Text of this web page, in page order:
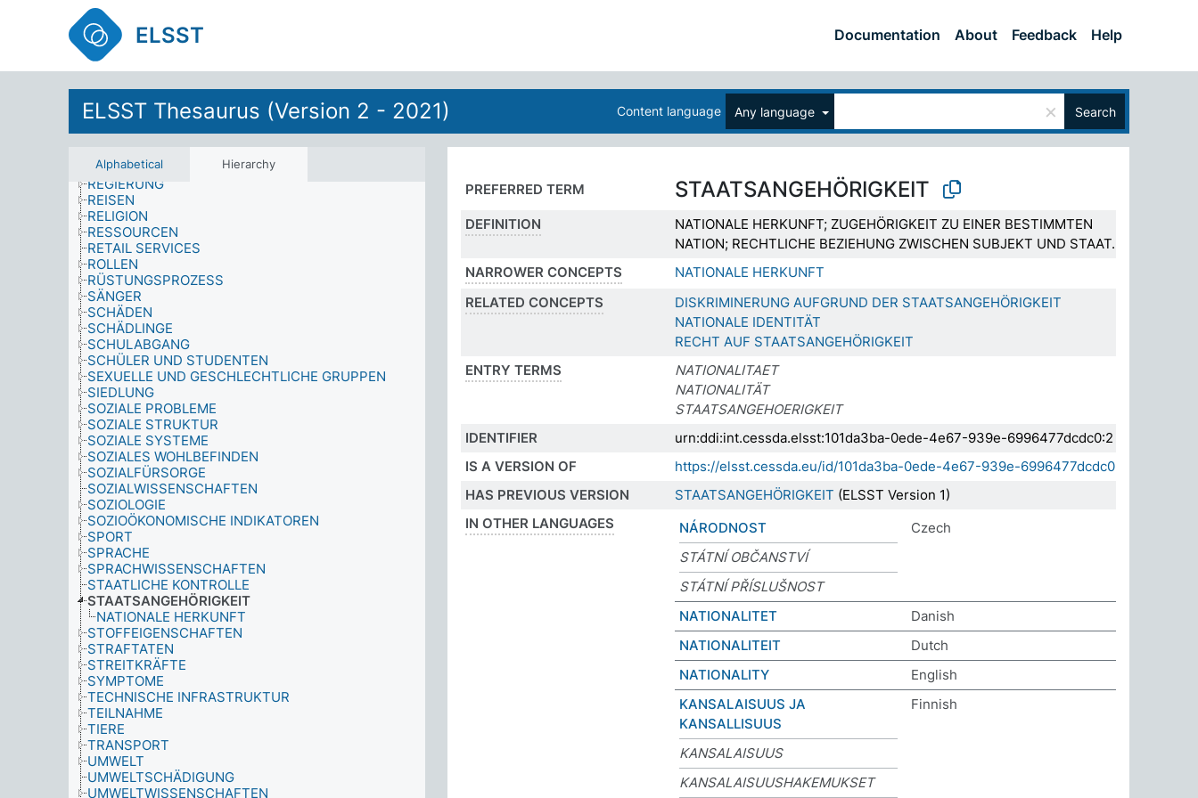
ELSST Documentation About Feedback Help
ELSST Thesaurus (Version 2 - 2021) Content language Any language × Search
Alphabetical Hierarchy
POLITISCHES HANDELN
PRESTIGE
PRODUKTE
PRÜFUNGEN
PSYCHOLOGIE
PSYCHOLOGISCHE WIRKUNGEN
QUALIFIKATIONEN
QUALITÄT
RAT
RECHT UND JUSTIZ
RECHTE UND PRIVILEGIEN
REGIERUNG
REISEN
RELIGION
RESSOURCEN
RETAIL SERVICES
ROLLEN
RÜSTUNGSPROZESS
SÄNGER
SCHÄDEN
SCHÄDLINGE
SCHULABGANG
SCHÜLER UND STUDENTEN
SEXUELLE UND GESCHLECHTLICHE GRUPPEN
SIEDLUNG
SOZIALE PROBLEME
SOZIALE STRUKTUR
SOZIALE SYSTEME
SOZIALES WOHLBEFINDEN
SOZIALFÜRSORGE
SOZIALWISSENSCHAFTEN
SOZIOLOGIE
SOZIOÖKONOMISCHE INDIKATOREN
SPORT
SPRACHE
SPRACHWISSENSCHAFTEN
STAATLICHE KONTROLLE
STAATSANGEHÖRIGKEIT
NATIONALE HERKUNFT
STOFFEIGENSCHAFTEN
STRAFTATEN
STREITKRÄFTE
SYMPTOME
TECHNISCHE INFRASTRUKTUR
TEILNAHME
TIERE
TRANSPORT
UMWELT
UMWELTSCHÄDIGUNG
UMWELTWISSENSCHAFTEN
PREFERRED TERM STAATSANGEHÖRIGKEIT
DEFINITION
NATIONALE HERKUNFT; ZUGEHÖRIGKEIT ZU EINER BESTIMMTEN
NATION; RECHTLICHE BEZIEHUNG ZWISCHEN SUBJEKT UND STAAT.
NARROWER CONCEPTS
NATIONALE HERKUNFT
RELATED CONCEPTS
DISKRIMINERUNG AUFGRUND DER STAATSANGEHÖRIGKEIT
NATIONALE IDENTITÄT
RECHT AUF STAATSANGEHÖRIGKEIT
ENTRY TERMS
NATIONALITAET
NATIONALITÄT
STAATSANGEHOERIGKEIT
IDENTIFIER
urn:ddi:int.cessda.elsst:101da3ba-0ede-4e67-939e-6996477dcdc0:2
IS A VERSION OF
https://elsst.cessda.eu/id/101da3ba-0ede-4e67-939e-6996477dcdc0
HAS PREVIOUS VERSION
STAATSANGEHÖRIGKEIT (ELSST Version 1)
IN OTHER LANGUAGES
NÁRODNOST
Czech
STÁTNÍ OBČANSTVÍ
STÁTNÍ PŘÍSLUŠNOST
NATIONALITET
Danish
NATIONALITEIT
Dutch
NATIONALITY
English
KANSALAISUUS JA
KANSALLISUUS
Finnish
KANSALAISUUS
KANSALAISUUSHAKEMUKSET